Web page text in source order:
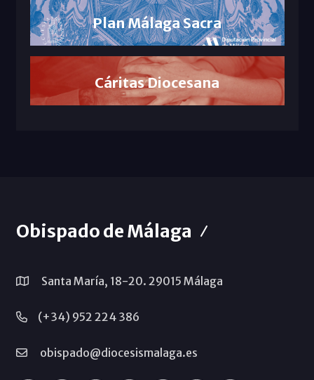
Plan Málaga Sacra
Cáritas Diocesana
Obispado de Málaga
Santa María, 18-20. 29015 Málaga
(+34) 952 224 386
obispado@diocesismalaga.es